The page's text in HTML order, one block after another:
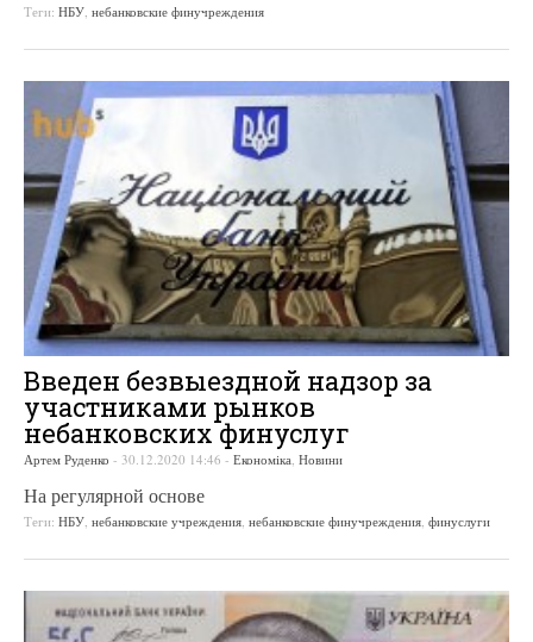
Теги: НБУ, небанковские финучреждения
Введен безвыездной надзор за
участниками рынков
небанковских финуслуг
Артем Руденко - 30.12.2020 14:46 - Економіка Новини
На регулярной основе
Теги: НБУ небанковские учреждения небанковские финучреждения финуслуги